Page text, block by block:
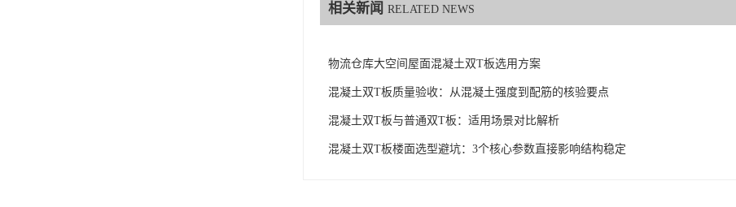
相关新闻 RELATED NEWS
物流仓库大空间屋面混凝土双T板选用方案
混凝土双T板质量验收：从混凝土强度到配筋的核验要点
混凝土双T板与普通双T板：适用场景对比解析
混凝土双T板楼面选型避坑：3个核心参数直接影响结构稳定